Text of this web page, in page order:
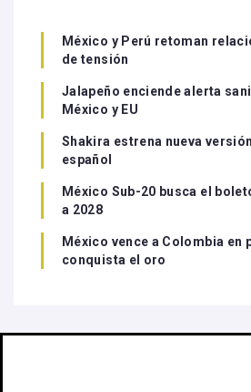
México y Perú retoman
de tensión
Jalapeño enciende alerta
México y EU
Shakira estrena nueva
español
México Sub-20 busca el
a 2028
México vence a Colombia en
conquista el oro